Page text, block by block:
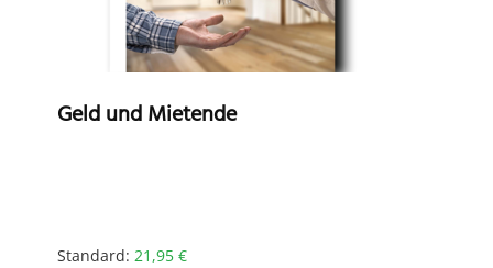
Geld und Mietende
Standard: 21,95 €